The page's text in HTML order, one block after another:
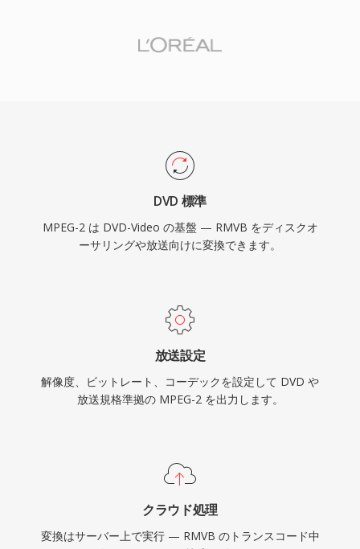
イブや個人の動画コレクションでも依然として見
ャンネルでの放送配信に不可欠なエラー耐性機能
をサポートし、プロフェッショナル構成ではビッ
トレートが80 Mbpsに達します。H.264やHEVC
などの新しいコーデックが大幅に優れた圧縮効率
を提供していますが、MPEG-2は放送インフラ、
ケーブルおよび衛星システム、世界中に流通する
DVD 標準
MPEG-2 は DVD-Video の基盤 — RMVB をディスクオ
ーサリングや放送向けに変換できます。
放送設定
解像度、ビットレート、コーデックを設定して DVD や
放送規格準拠の MPEG-2 を出力します。
クラウド処理
変換はサーバー上で実行 — RMVB のトランスコード中